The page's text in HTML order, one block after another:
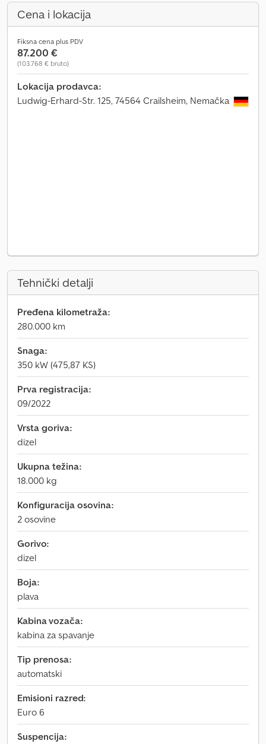
Cena i lokacija
Fiksna cena plus PDV
87.200 €
(103.768 € bruto)
Lokacija prodavca:
Ludwig-Erhard-Str. 125, 74564 Crailsheim, Nemačka
Tehnički detalji
Pređena kilometraža:
280.000 km
Snaga:
350 kW (475,87 KS)
Prva registracija:
09/2022
Vrsta goriva:
dizel
Ukupna težina:
18.000 kg
Konfiguracija osovina:
2 osovine
Gorivo:
dizel
Boja:
plava
Kabina vozača:
kabina za spavanje
Tip prenosa:
automatski
Emisioni razred:
Euro 6
Suspencija: